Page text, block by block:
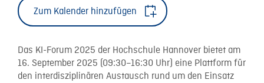
Zum Kalender hinzufügen
Das KI-Forum 2025 der Hochschule Hannover bietet am
16. September 2025 (09:30–16:30 Uhr) eine Plattform für
den interdisziplinären Austausch rund um den Einsatz